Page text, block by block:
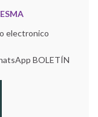
electronico
BOLETÍN